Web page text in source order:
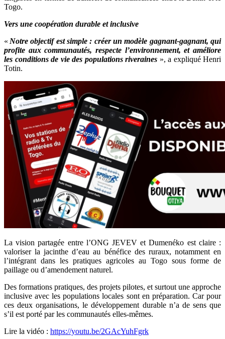
Togo.
Vers une coopération durable et inclusive
« Notre objectif est simple : créer un modèle gagnant-gagnant, qui
profite aux communautés, respecte l’environnement, et améliore
les conditions de vie des populations riveraines », a expliqué Henri
Totin.
La vision partagée entre l’ONG JEVEV et Dumenéko est claire :
valoriser la jacinthe d’eau au bénéfice des ruraux, notamment en
l’intégrant dans les pratiques agricoles au Togo sous forme de
paillage ou d’amendement naturel.
Des formations pratiques, des projets pilotes, et surtout une approche
inclusive avec les populations locales sont en préparation. Car pour
ces deux organisations, le développement durable n’a de sens que
s’il est porté par les communautés elles-mêmes.
Lire la vidéo : https://youtu.be/2GAcYuhFgrk